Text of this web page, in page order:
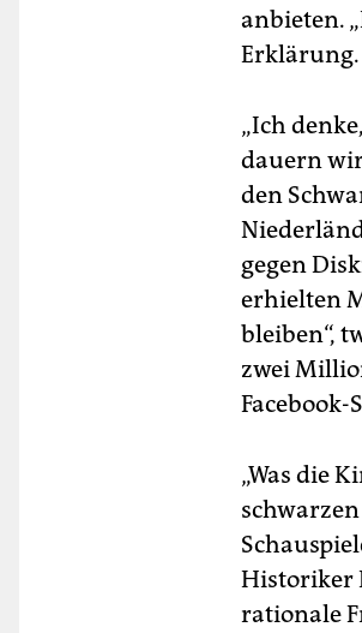
anbieten.
Erklärung.
„Ich
dauern
den
gegen
erhielten
bleiben“,
zwei
Facebook-
„Was die
Historiker
rationale